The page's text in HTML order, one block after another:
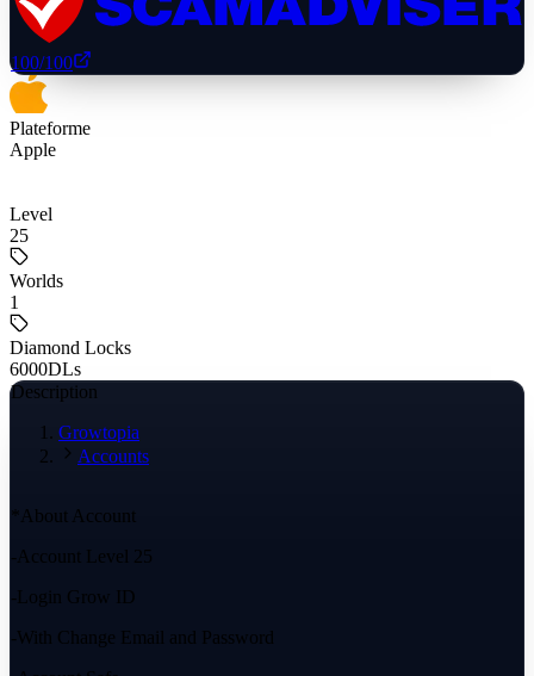
100/100
Plateforme
Apple
Level
25
Worlds
1
Diamond Locks
6000DLs
Description
Growtopia
Accounts
*About Account
-Account Level 25
-Login Grow ID
-With Change Email and Password